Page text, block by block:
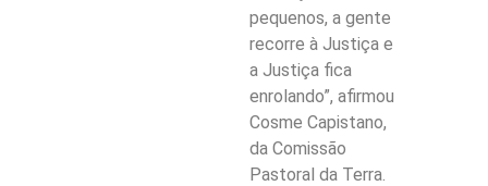
pequenos, a gente
recorre à Justiça e
a Justiça fica
enrolando”, afirmou
Cosme Capistano,
da Comissão
Pastoral da Terra.